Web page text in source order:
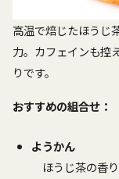
高温で焙じたほうじ
力。カフェインも控
りです。
おすすめの組合せ：
ようかん
ほうじ茶の香